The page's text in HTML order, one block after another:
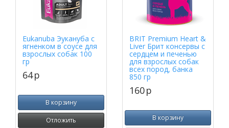
Eukanuba Эукануба с
ягненком в соусе для
взрослых собак 100
гр
64p
В корзину
Отложить
BRIT Premium Heart &
Liver Брит консервы с
сердцем и печенью
для взрослых собак
всех пород, банка
850 гр
160p
В корзину